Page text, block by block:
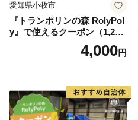
愛知県小牧市
『トランポリンの森 RolyPol
y』で使えるクーポン（1,200
4,000円